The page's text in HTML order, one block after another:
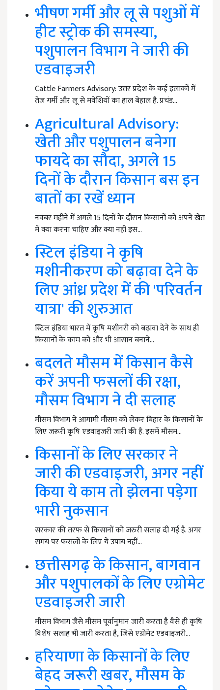
भीषण गर्मी और लू से पशुओं में
हीट स्ट्रोक की समस्या,
पशुपालन विभाग ने जारी की
एडवाइजरी
Cattle Farmers Advisory: उत्तर प्रदेश के कई इलाकों में
तेज गर्मी और लू से मवेशियों का हाल बेहाल है. प्रचंड…
Agricultural Advisory:
खेती और पशुपालन बनेगा
फायदे का सौदा, अगले 15
दिनों के दौरान किसान बस इन
बातों का रखें ध्यान
नवंबर महीने में अगले 15 दिनों के दौरान किसानों को अपने खेत
में क्या करना चाहिए और क्या नहीं इस…
स्टिल इंडिया ने कृषि
मशीनीकरण को बढ़ावा देने के
लिए आंध्र प्रदेश में की 'परिवर्तन
यात्रा' की शुरुआत
स्टिल इंडिया भारत में कृषि मशीनरी को बढ़ावा देने के साथ ही
किसानों के काम को और भी आसान बनाने…
बदलते मौसम में किसान कैसे
करें अपनी फसलों की रक्षा,
मौसम विभाग ने दी सलाह
मौसम विभाग ने आगामी मौसम को लेकर बिहार के किसानों के
लिए जरूरी कृषि एडवाइजरी जारी की है. इसमें मौसम…
किसानों के लिए सरकार ने
जारी की एडवाइजरी, अगर नहीं
किया ये काम तो झेलना पड़ेगा
भारी नुकसान
सरकार की तरफ से किसानों को जरुरी सलाह दी गई है. अगर
समय पर फसलों के लिए ये उपाय नहीं…
छत्तीसगढ़ के किसान, बागवान
और पशुपालकों के लिए एग्रोमेट
एडवाइजरी जारी
मौसम विभाग जैसे मौसम पूर्वानुमान जारी करता है वैसे ही कृषि
विशेष सलाह भी जारी करता है, जिसे एग्रोमेट एडवाइजरी…
हरियाणा के किसानों के लिए
बेहद जरूरी खबर, मौसम के